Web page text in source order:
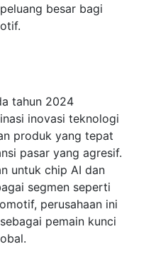
besar bagi
tahun 2024
inovasi teknologi
produk yang tepat
pasar yang agresif.
untuk chip AI dan
segmen seperti
perusahaan ini
pemain kunci